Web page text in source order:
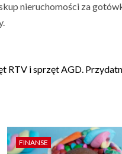
nieruchomości za
RTV i sprzęt AGD.
FINANSE